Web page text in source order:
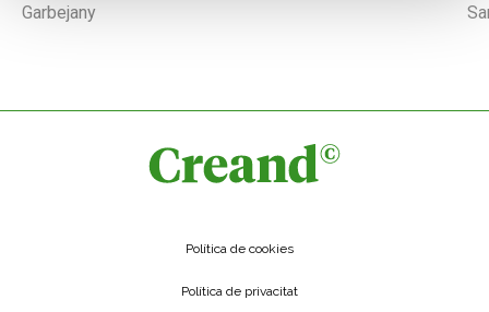
Garbejany
Política de cookies
Política de privacitat